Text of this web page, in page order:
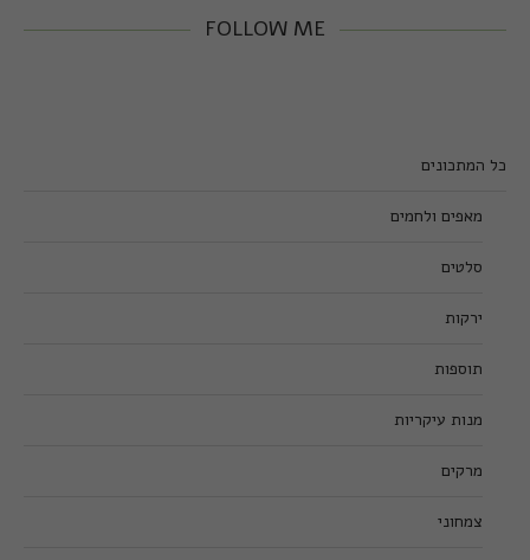
FOLLOW ME
כל המתכונים
מאפים ולחמים
סלטים
ירקות
תוספות
מנות עיקריות
מרקים
צמחוני